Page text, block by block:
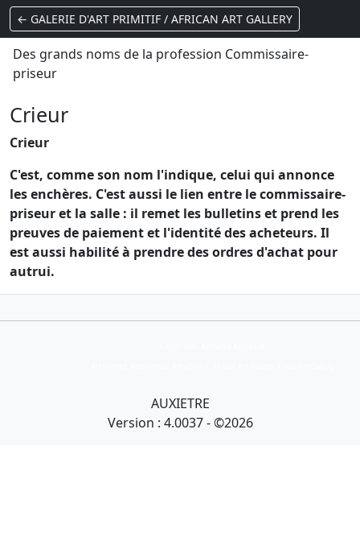
← GALERIE D'ART PRIMITIF / AFRICAN ART GALLERY
Des grands noms de la profession Commissaire-
priseur
Crieur
Crieur
C'est, comme son nom l'indique, celui qui annonce
les enchères. C'est aussi le lien entre le commissaire-
priseur et la salle : il remet les bulletins et prend les
preuves de paiement et l'identité des acheteurs. Il
est aussi habilité à prendre des ordres d'achat pour
autrui.
AUXIETRE
Version : 4.0037 - ©2026